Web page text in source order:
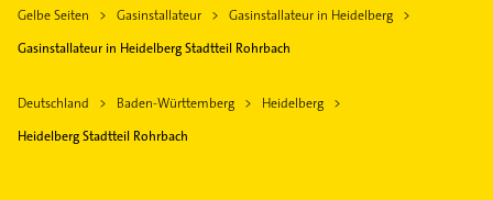
Gelbe Seiten Gasinstallateur
Gasinstallateur in Heidelberg
Gasinstallateur in Heidelberg Stadtteil Rohrbach
Deutschland Baden-Württemberg
Heidelberg
Heidelberg Stadtteil Rohrbach